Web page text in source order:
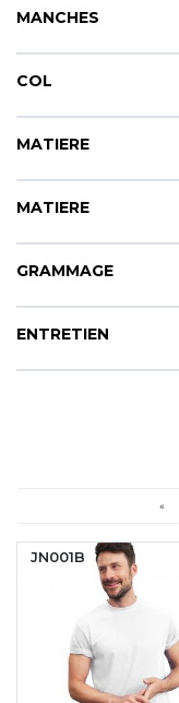
MANCHES
COL
MATIERE
MATIERE
GRAMMAGE
ENTRETIEN
«
JN001B